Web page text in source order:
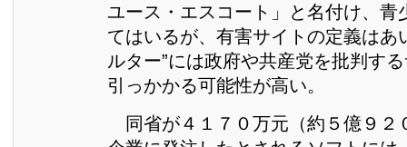
ユース・エスコート」と名付け、青
てはいるが、有害サイトの定義はあ
ルター”には政府や共産党を批判す
引っかかる可能性が高い。
同省が４１７０万元（約５億９２